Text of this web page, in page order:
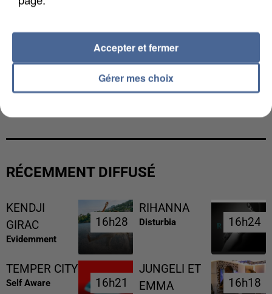
L’UN DES FONDATEURS SUPPOSÉS DE LA DZ
RÉCEMMENT DIFFUSÉ
KENDJI
GIRAC
Evidemment
16h28
16h28
RIHANNA
Disturbia 16h24
16h24
TEMPER CITY
Self Aware 16h21
16h21
JUNGELI ET
EMMA
16h18
16h18
Gérer mes choix
Accepter et fermer